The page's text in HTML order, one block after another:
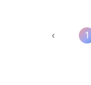
印象を与えて、3回目の
1